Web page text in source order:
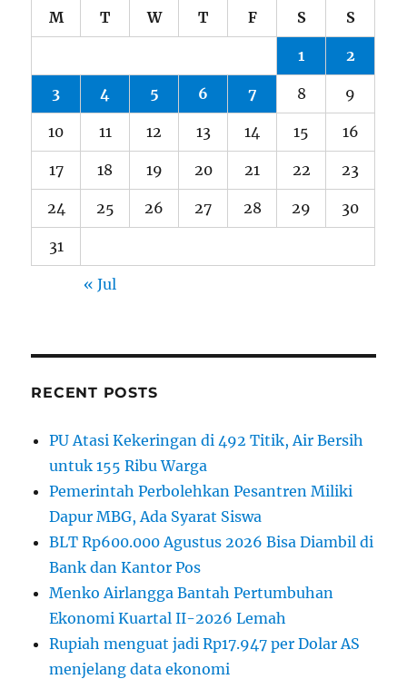
M T W T F S S
1 2
3 4 5 6 7 8 9
10 11 12 13 14 15 16
17 18 19 20 21 22 23
24 25 26 27 28 29 30
31
« Jul
RECENT POSTS
PU Atasi Kekeringan di 492 Titik, Air Bersih
untuk 155 Ribu Warga
Pemerintah Perbolehkan Pesantren Miliki
Dapur MBG, Ada Syarat Siswa
BLT Rp600.000 Agustus 2026 Bisa Diambil di
Bank dan Kantor Pos
Menko Airlangga Bantah Pertumbuhan
Ekonomi Kuartal II-2026 Lemah
Rupiah menguat jadi Rp17.947 per Dolar AS
menjelang data ekonomi